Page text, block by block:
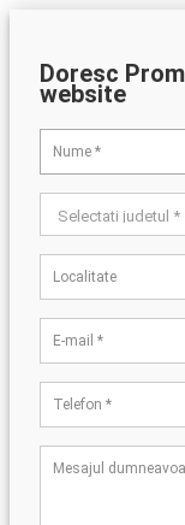
Doresc
website